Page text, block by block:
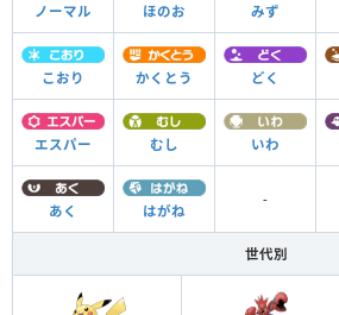
ノーマル ほのお みず
こおり かくとう どく
エスパー むし いわ
あく はがね
-
世代別